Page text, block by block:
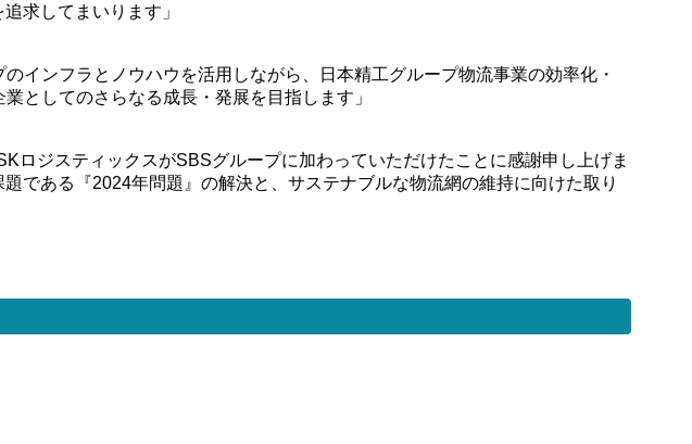
求してまいります」
インフラとノウハウを活用しながら、日本精工グループ物流事業の効率化・
としてのさらなる成長・発展を目指します」
ロジスティックスがSBSグループに加わっていただけたことに感謝申し上げま
である『2024年問題』の解決と、サステナブルな物流網の維持に向けた取り